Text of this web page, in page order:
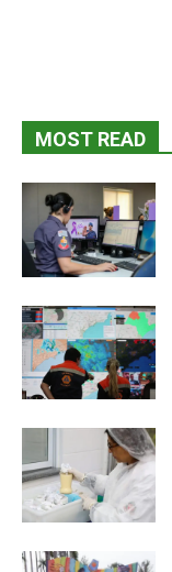
MOST READ